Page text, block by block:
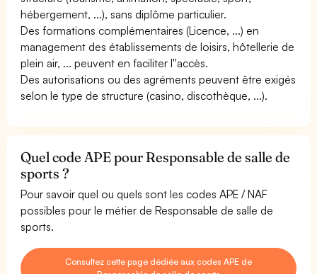
hébergement, ...), sans diplôme particulier.
Des formations complémentaires (Licence, ...) en
management des établissements de loisirs, hôtellerie de
plein air, ... peuvent en faciliter l''accès.
Des autorisations ou des agréments peuvent être exigés
selon le type de structure (casino, discothèque, ...).
Quel code APE pour Responsable de salle de
sports ?
Pour savoir quel ou quels sont les codes APE / NAF
possibles pour le métier de Responsable de salle de
sports.
Consultez cette page dédiée aux codes APE de